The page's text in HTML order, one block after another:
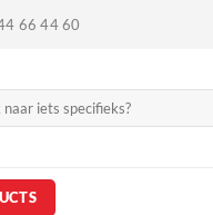
66 44 60